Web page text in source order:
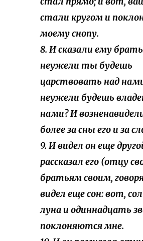
стали кругом и
моему снопу.
8. И сказали ему
неужели ты будешь
царствовать над
неужели будешь
нами? И
более за сны его и за
9. И видел он еще
рассказал его (отцу
братьям своим,
видел еще сон: вот,
луна и одиннадцать
поклоняются мне.